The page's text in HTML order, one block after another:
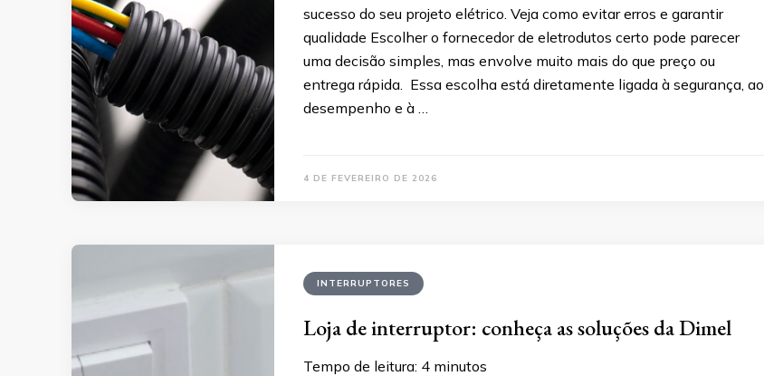
sucesso do seu projeto elétrico. Veja como evitar erros e garantir
qualidade Escolher o fornecedor de eletrodutos certo pode parecer
uma decisão simples, mas envolve muito mais do que preço ou
entrega rápida. Essa escolha está diretamente ligada à segurança, ao
desempenho e à …
4 DE FEVEREIRO DE 2026
INTERRUPTORES
Loja de interruptor: conheça as soluções da Dimel
Tempo de leitura: 4 minutos